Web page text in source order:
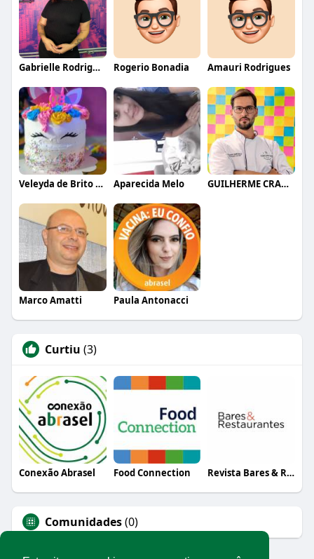
Gabrielle Rodrigues Rogerio Bonadia Amauri Rodrigues
Veleyda de Brito Barbosa Aparecida Melo GUILHERME CRAMER BALLE
Marco Amatti Paula Antonacci
Curtiu (3)
Conexão Abrasel Food Connection Revista Bares & Restaurantes
Comunidades(0)